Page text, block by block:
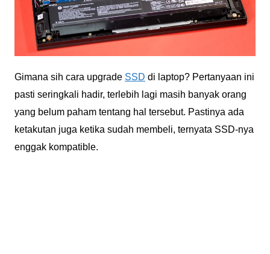
Gimana sih cara upgrade SSD di laptop? Pertanyaan ini
pasti seringkali hadir, terlebih lagi masih banyak orang
yang belum paham tentang hal tersebut. Pastinya ada
ketakutan juga ketika sudah membeli, ternyata SSD-nya
enggak kompatible.